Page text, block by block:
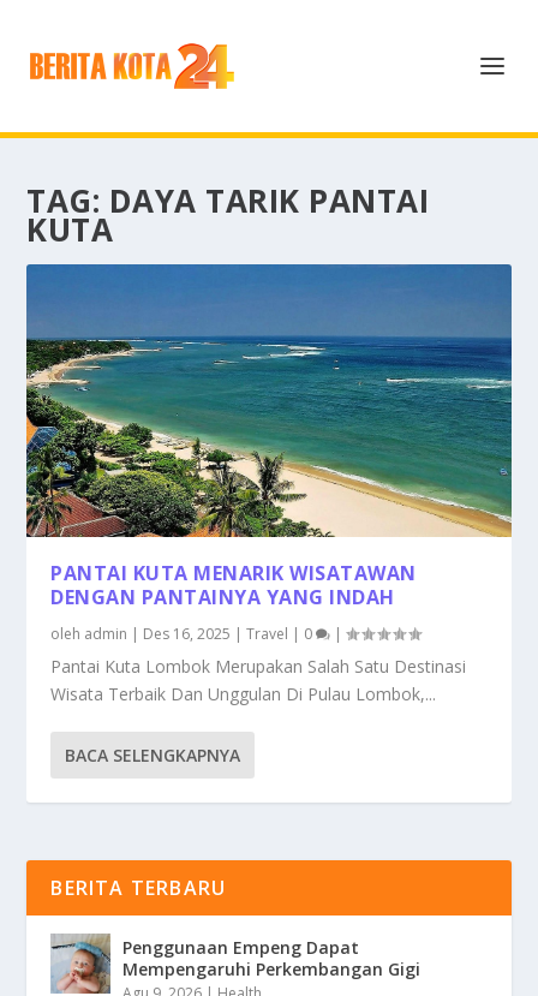
TAG: DAYA TARIK PANTAI
KUTA
PANTAI KUTA MENARIK WISATAWAN
DENGAN PANTAINYA YANG INDAH
oleh admin | Des 16, 2025 |Travel | 0 |
Pantai Kuta Lombok Merupakan Salah Satu Destinasi
Wisata Terbaik Dan Unggulan Di Pulau Lombok,...
BACA SELENGKAPNYA
BERITA TERBARU
Penggunaan Empeng Dapat
Mempengaruhi Perkembangan Gigi